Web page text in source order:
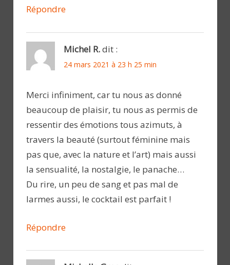
Répondre
Michel R.dit :
24 mars 2021 à 23 h 25 min
Merci infiniment, car tu nous as donné
beaucoup de plaisir, tu nous as permis de
ressentir des émotions tous azimuts, à
travers la beauté (surtout féminine mais
pas que, avec la nature et l’art) mais aussi
la sensualité, la nostalgie, le panache…
Du rire, un peu de sang et pas mal de
larmes aussi, le cocktail est parfait !
Répondre